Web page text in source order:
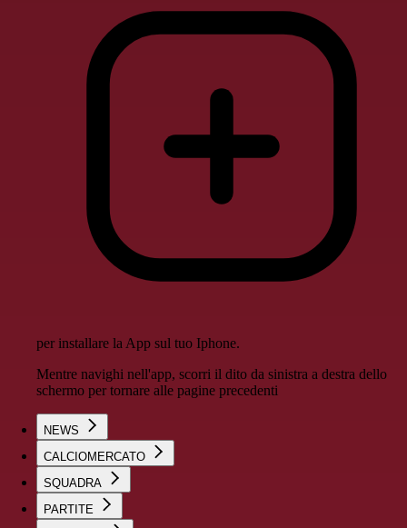
per installare la App sul tuo Iphone.
Mentre navighi nell'app, scorri il dito da sinistra a destra dello
schermo per tornare alle pagine precedenti
NEWS
CALCIOMERCATO
SQUADRA
PARTITE